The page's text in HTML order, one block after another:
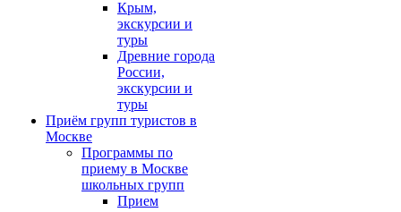
Крым,
экскурсии и
туры
Древние города
России,
экскурсии и
туры
Приём групп туристов в
Москве
Программы по
приему в Москве
школьных групп
Прием